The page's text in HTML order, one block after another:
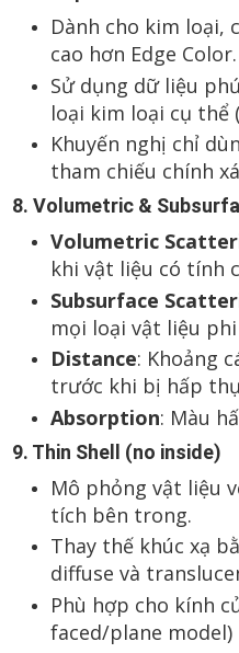
Dành cho kim loại,
cao hơn Edge Color.
Sử dụng dữ liệu
loại kim loại cụ thể
Khuyến nghị chỉ
tham chiếu chính
8. Volumetric &
Volumetric
khi vật liệu có tính
Subsurface
mọi loại vật liệu
Distance: Khoảng
trước khi bị hấp
Absorption: Màu
9. Thin Shell (no inside)
Mô phỏng vật liệu
tích bên trong.
Thay thế khúc xạ
diffuse và
Phù hợp cho kính
faced/plane model)